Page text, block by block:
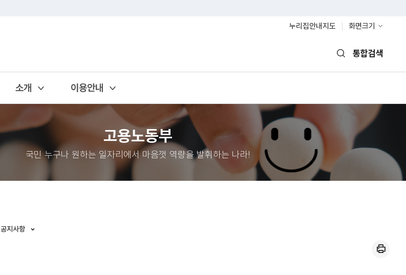
누리집안내지도
화면크기
통합검색
소개
열기
이용안내
열기
고용노동부
국민 누구나 원하는 일자리에서 마음껏 역량을 발휘하는 나라!
공지사항